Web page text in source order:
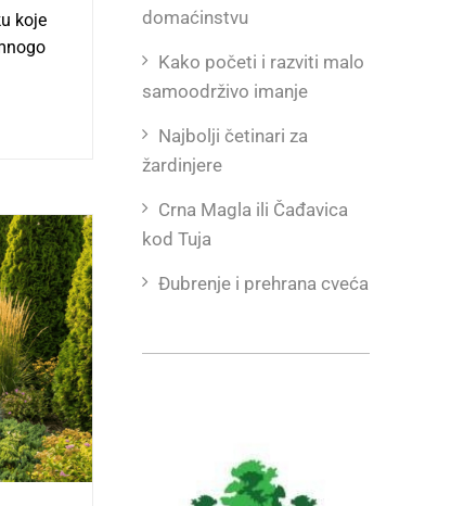
koje
domaćinstvu
Kako početi i razviti malo
samoodrživo imanje
Najbolji četinari za
žardinjere
Crna Magla ili Čađavica
kod Tuja
Đubrenje i prehrana cveća